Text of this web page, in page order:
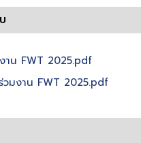
าน FWT 2025.pdf
วมงาน FWT 2025.pdf